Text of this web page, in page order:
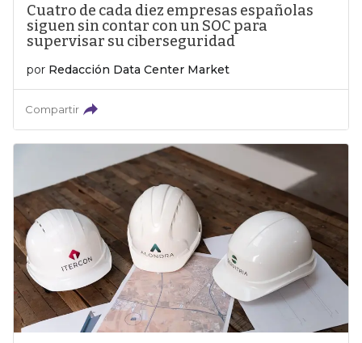
Cuatro de cada diez empresas españolas
siguen sin contar con un SOC para
supervisar su ciberseguridad
por Redacción Data Center Market
Compartir